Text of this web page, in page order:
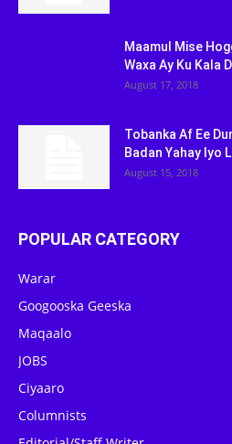
Maamul Mise
Waxa Ay Ku Kala
August 17, 2018
Tobanka Af Ee
Badan Yahay Iyo
August 15, 2018
POPULAR CATEGORY
Warar
Googooska Geeska
Maqaalo
JOBS
Ciyaaro
Columnists